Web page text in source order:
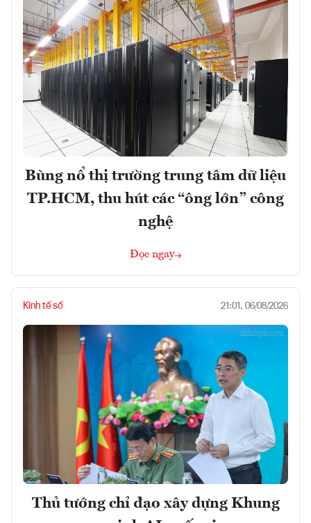
Bùng nổ thị trường trung tâm dữ liệu
TP.HCM, thu hút các “ông lớn” công
nghệ
Đọc ngay
Kinh tế số 21:01, 06/08/2026
Thủ tướng chỉ đạo xây dựng Khung